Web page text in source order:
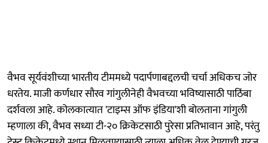
वैभव सूर्यवंशीच्या भारतीय टीममध्ये पदार्पणाबद्दलची चर्चा अधिकच जोर
धरतेय. माजी कर्णधार सौरव गांगुलीनेही वैभवच्या भविष्यासाठी पाठिंबा
दर्शवला आहे. कोलकात्यात 'टाइम्स ऑफ इंडिया'शी बोलताना गांगुली
म्हणाला की, वैभव सध्या टी-२० क्रिकेटसाठी पुरेसा प्रतिभावान आहे, परंतु